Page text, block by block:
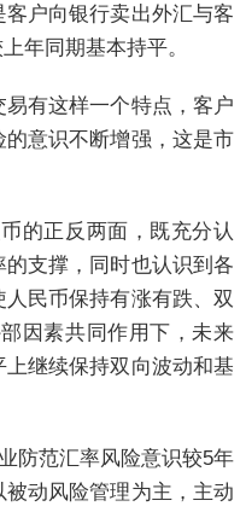
户向银行卖出外汇与客
年同期基本持平。
有这样一个特点，客户
意识不断增强，这是市
正反两面，既充分认
支撑，同时也认识到各
民币保持有涨有跌、双
因素共同作用下，未来
继续保持双向波动和基
防范汇率风险意识较5年
动风险管理为主，主动